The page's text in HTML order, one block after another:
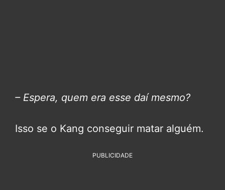
– Espera, quem era esse daí mesmo?
Isso se o Kang conseguir matar alguém.
PUBLICIDADE